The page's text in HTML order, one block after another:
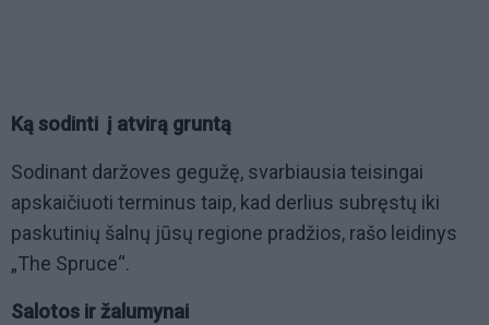
Ką sodinti į atvirą gruntą
Sodinant daržoves gegužę, svarbiausia teisingai
apskaičiuoti terminus taip, kad derlius subręstų iki
paskutinių šalnų jūsų regione pradžios, rašo leidinys
„The Spruce“.
Salotos ir žalumynai